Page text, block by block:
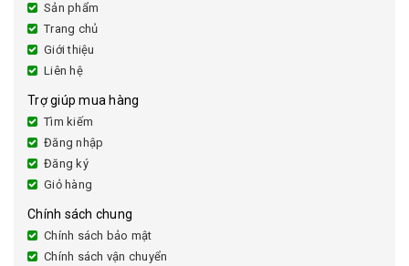
Sản phẩm
Trang chủ
Giới thiệu
Liên hệ
Trợ giúp mua hàng
Tìm kiếm
Đăng nhập
Đăng ký
Giỏ hàng
Chính sách chung
Chính sách bảo mật
Chính sách vận chuyển